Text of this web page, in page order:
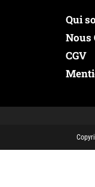
Qui
Nous
CGV